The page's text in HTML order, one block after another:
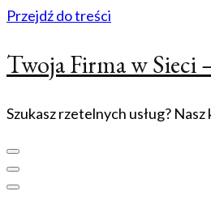
Przejdź do treści
Twoja Firma w Sieci
Szukasz rzetelnych usług?